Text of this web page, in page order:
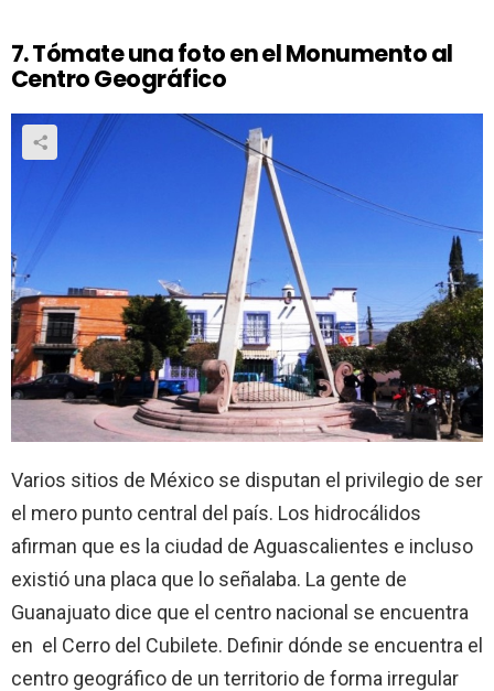
7. Tómate una foto en el Monumento al
Centro Geográfico
Varios sitios de México se disputan el privilegio de ser
el mero punto central del país. Los hidrocálidos
afirman que es la ciudad de Aguascalientes e incluso
existió una placa que lo señalaba. La gente de
Guanajuato dice que el centro nacional se encuentra
en el Cerro del Cubilete. Definir dónde se encuentra el
centro geográfico de un territorio de forma irregular